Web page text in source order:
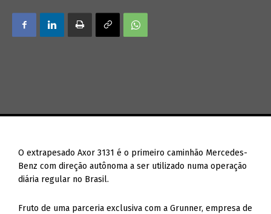
O extrapesado Axor 3131 é o primeiro caminhão Mercedes-
Benz com direção autônoma a ser utilizado numa operação
diária regular no Brasil.
Fruto de uma parceria exclusiva com a Grunner, empresa de